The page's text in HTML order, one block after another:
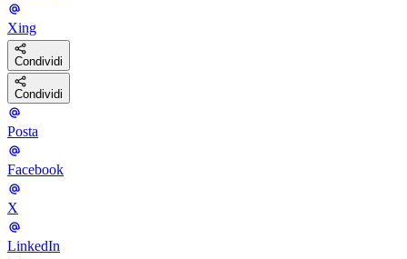
Xing
Condividi
Condividi
Posta
Facebook
X
LinkedIn